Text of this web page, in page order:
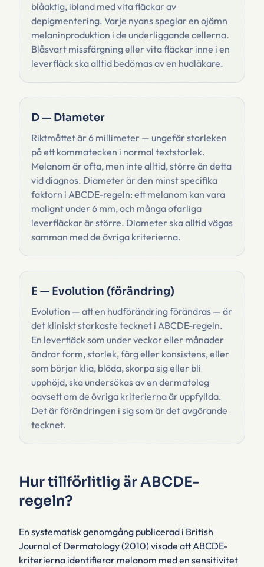
blåaktig, ibland med vita fläckar av
depigmentering. Varje nyans speglar en ojämn
melaninproduktion i de underliggande cellerna.
Blåsvart missfärgning eller vita fläckar inne i en
leverfläck ska alltid bedömas av en hudläkare.
D — Diameter
Riktmåttet är 6 millimeter — ungefär storleken
på ett kommatecken i normal textstorlek.
Melanom är ofta, men inte alltid, större än detta
vid diagnos. Diameter är den minst specifika
faktorn i ABCDE-regeln: ett melanom kan vara
malignt under 6 mm, och många ofarliga
leverfläckar är större. Diameter ska alltid vägas
samman med de övriga kriterierna.
E — Evolution (förändring)
Evolution — att en hudförändring förändras — är
det kliniskt starkaste tecknet i ABCDE-regeln.
En leverfläck som under veckor eller månader
ändrar form, storlek, färg eller konsistens, eller
som börjar klia, blöda, skorpa sig eller bli
upphöjd, ska undersökas av en dermatolog
oavsett om de övriga kriterierna är uppfyllda.
Det är förändringen i sig som är det avgörande
tecknet.
Hur tillförlitlig är ABCDE-
regeln?
En systematisk genomgång publicerad i British
Journal of Dermatology(2010) visade att ABCDE-
kriterierna identifierar melanom med en sensitivitet